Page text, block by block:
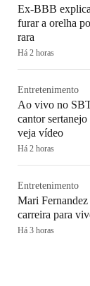
Ex-BBB
furar a orelha
rara
Há 2 horas
Entretenimento
Ao vivo no
cantor
veja vídeo
Há 2 horas
Entretenimento
Mari Fernandez
carreira para
Há 3 horas